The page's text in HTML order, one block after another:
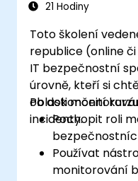
21 Hodiny
Toto školení
republice (online
IT bezpečnostní
úrovně, kteří si
oblasti
incidenty.
Po dokončení
Pochopit roli
Používat
monitorování